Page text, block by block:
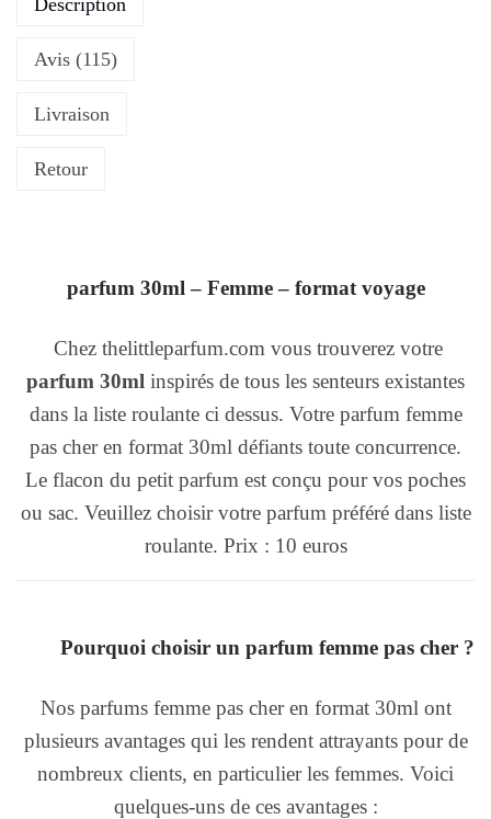
Description
Avis (115)
Livraison
Retour
parfum 30ml – Femme – format voyage
Chez thelittleparfum.com vous trouverez votre
parfum 30ml inspirés de tous les senteurs existantes
dans la liste roulante ci dessus. Votre parfum femme
pas cher en format 30ml défiants toute concurrence.
Le flacon du petit parfum est conçu pour vos poches
ou sac. Veuillez choisir votre parfum préféré dans liste
roulante. Prix : 10 euros
Pourquoi choisir un parfum femme pas cher ?
Nos parfums femme pas cher en format 30ml ont
plusieurs avantages qui les rendent attrayants pour de
nombreux clients, en particulier les femmes. Voici
quelques-uns de ces avantages :